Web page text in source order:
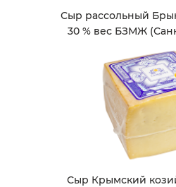
Сыр рассольный
30 % вес БЗМЖ
Сыр Крымский